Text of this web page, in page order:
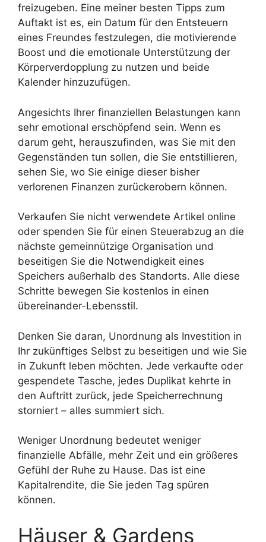
freizugeben. Eine meiner besten Tipps zum
Auftakt ist es, ein Datum für den Entsteuern
eines Freundes festzulegen, die motivierende
Boost und die emotionale Unterstützung der
Körperverdopplung zu nutzen und beide
Kalender hinzuzufügen.
Angesichts Ihrer finanziellen Belastungen kann
sehr emotional erschöpfend sein. Wenn es
darum geht, herauszufinden, was Sie mit den
Gegenständen tun sollen, die Sie entstillieren,
sehen Sie, wo Sie einige dieser bisher
verlorenen Finanzen zurückerobern können.
Verkaufen Sie nicht verwendete Artikel online
oder spenden Sie für einen Steuerabzug an die
nächste gemeinnützige Organisation und
beseitigen Sie die Notwendigkeit eines
Speichers außerhalb des Standorts. Alle diese
Schritte bewegen Sie kostenlos in einen
übereinander-Lebensstil.
Denken Sie daran, Unordnung als Investition in
Ihr zukünftiges Selbst zu beseitigen und wie Sie
in Zukunft leben möchten. Jede verkaufte oder
gespendete Tasche, jedes Duplikat kehrte in
den Auftritt zurück, jede Speicherrechnung
storniert – alles summiert sich.
Weniger Unordnung bedeutet weniger
finanzielle Abfälle, mehr Zeit und ein größeres
Gefühl der Ruhe zu Hause. Das ist eine
Kapitalrendite, die Sie jeden Tag spüren
können.
Häuser & Gardens